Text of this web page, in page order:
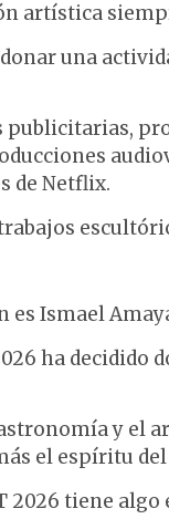
artística
una
de Netflix.
Ismael
ha
y el
el espíritu
2026 tiene algo